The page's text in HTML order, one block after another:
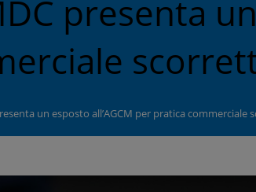
presenta
un esposto all’AGCM per pratica commerciale